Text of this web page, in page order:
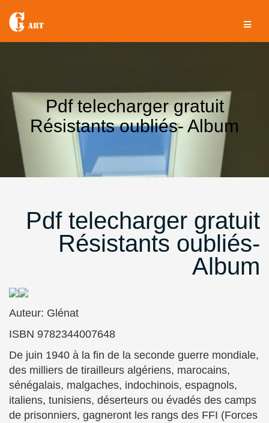
contenu
Pdf telecharger gratuit
Résistants oubliés- Album
Pdf telecharger gratuit
Résistants oubliés-
Album
Auteur: Glénat
ISBN 9782344007648
De juin 1940 à la fin de la seconde guerre mondiale,
des milliers de tirailleurs algériens, marocains,
sénégalais, malgaches, indochinois, espagnols,
italiens, tunisiens, déserteurs ou évadés des camps
de prisonniers, gagneront les rangs des FFI (Forces